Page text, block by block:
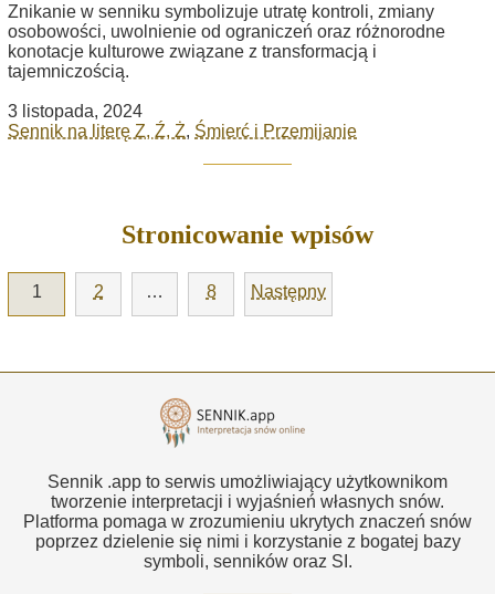
Znikanie w senniku symbolizuje utratę kontroli, zmiany
osobowości, uwolnienie od ograniczeń oraz różnorodne
konotacje kulturowe związane z transformacją i
tajemniczością.
3 listopada, 2024
Sennik na literę Z, Ź, Ż, Śmierć i Przemijanie
Stronicowanie wpisów
1 2 … 8 Następny
Sennik .app to serwis umożliwiający użytkownikom
tworzenie interpretacji i wyjaśnień własnych snów.
Platforma pomaga w zrozumieniu ukrytych znaczeń snów
poprzez dzielenie się nimi i korzystanie z bogatej bazy
symboli, senników oraz SI.